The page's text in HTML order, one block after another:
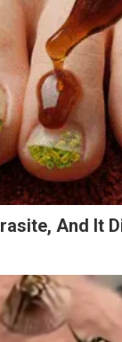
And It